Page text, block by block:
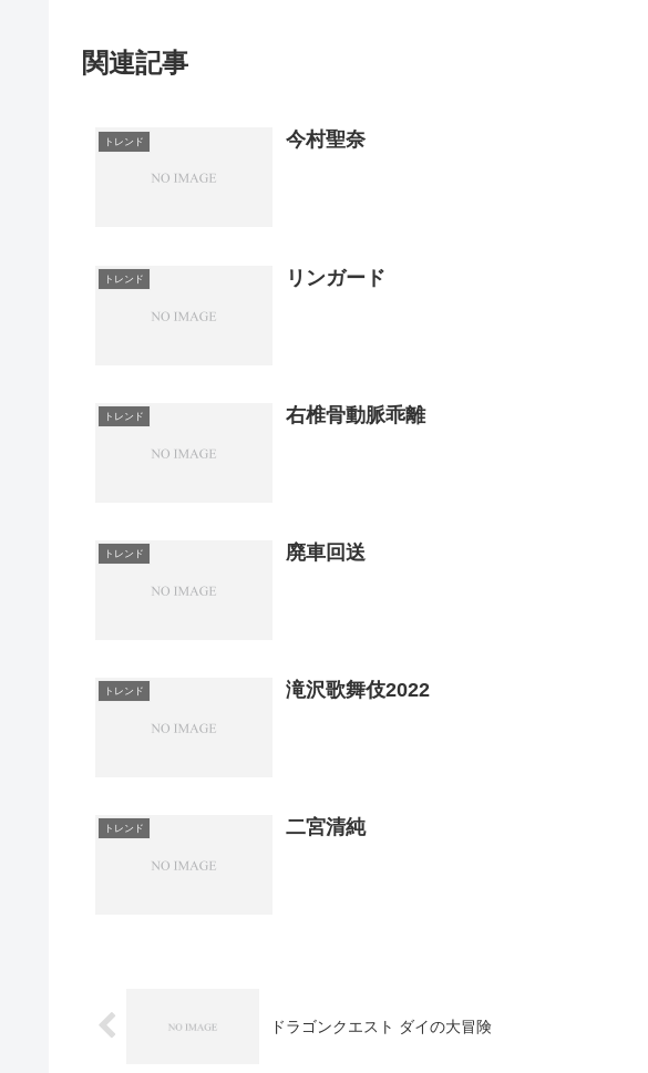
関連記事
トレンド 今村聖奈
トレンド リンガード
トレンド 右椎骨動脈乖離
トレンド 廃車回送
トレンド 滝沢歌舞伎2022
トレンド 二宮清純
ドラゴンクエスト ダイの大冒険